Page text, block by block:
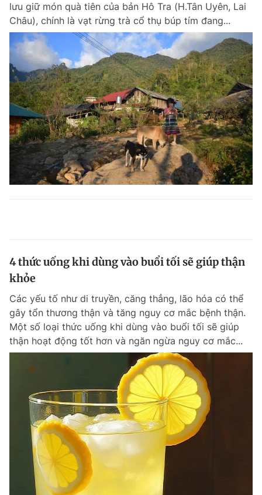
lưu giữ món quà tiên của bản Hô Tra (H.Tân Uyên, Lai
Châu), chính là vạt rừng trà cổ thụ búp tím đang...
4 thức uống khi dùng vào buổi tối sẽ giúp thận
khỏe
Các yếu tố như di truyền, căng thẳng, lão hóa có thể
gây tổn thương thận và tăng nguy cơ mắc bệnh thận.
Một số loại thức uống khi dùng vào buổi tối sẽ giúp
thận hoạt động tốt hơn và ngăn ngừa nguy cơ mắc...